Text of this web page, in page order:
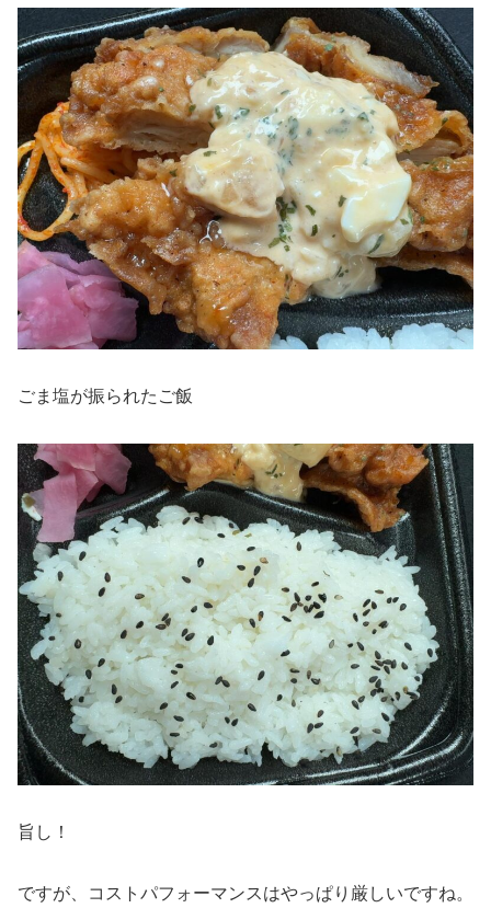
ごま塩が振られたご飯
旨し！
ですが、コストパフォーマンスはやっぱり厳しいですね。